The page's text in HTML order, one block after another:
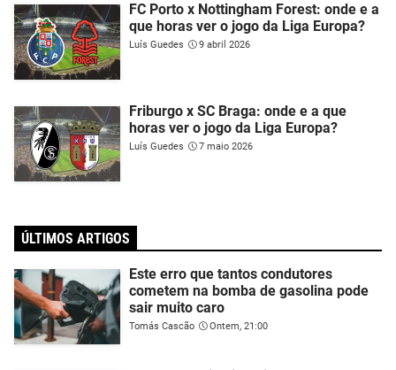
FC Porto x Nottingham Forest: onde e a
que horas ver o jogo da Liga Europa?
Luís Guedes 9 abril 2026
Friburgo x SC Braga: onde e a que
horas ver o jogo da Liga Europa?
Luís Guedes 7 maio 2026
ÚLTIMOS ARTIGOS
Este erro que tantos condutores
cometem na bomba de gasolina pode
sair muito caro
Tomás Cascão Ontem, 21:00